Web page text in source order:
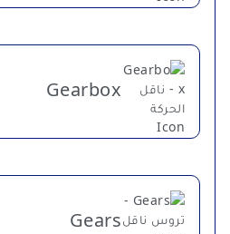
Gearbox
Gears